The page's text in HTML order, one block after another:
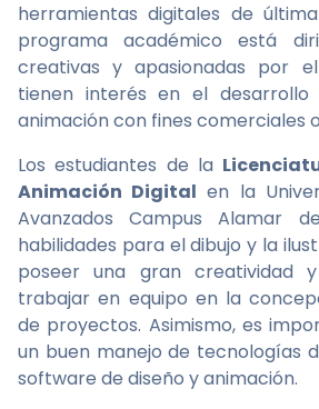
herramientas digitales de
programa académico está
creativas y apasionadas por
tienen interés en el
animación con fines comerciales
Los estudiantes de la
Animación Digital en la
Avanzados Campus Alamar
habilidades para el dibujo y la
poseer una gran creatividad
trabajar en equipo en la
de proyectos. Asimismo, es
un buen manejo de tecnologías
software de diseño y animación.